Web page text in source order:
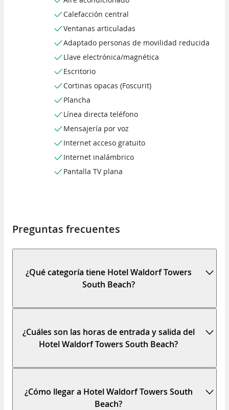
Calefacción central
Ventanas articuladas
Adaptado personas de movilidad reducida
Llave electrónica/magnética
Escritorio
Cortinas opacas (Foscurit)
Plancha
Línea directa teléfono
Mensajería por voz
Internet acceso gratuito
Internet inalámbrico
Pantalla TV plana
Preguntas frecuentes
¿Qué categoría tiene Hotel Waldorf Towers
South Beach?
¿Cuáles son las horas de entrada y salida del
Hotel Waldorf Towers South Beach?
¿Cómo llegar a Hotel Waldorf Towers South
Beach?